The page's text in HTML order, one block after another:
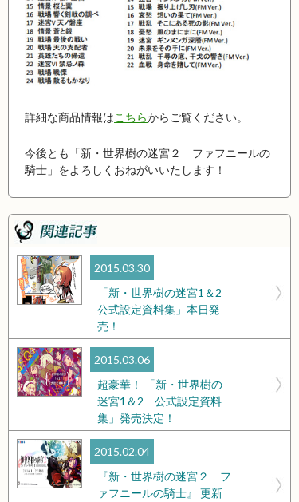
詳細な商品情報はこちらからご覧ください。
今後とも「新・世界樹の迷宮２ ファフニールの
騎士」をよろしくおねがいいたします！
2015.03.30
「新・世界樹の迷宮1＆2
公式設定資料集」本日発
売！
2015.03.06
超豪華！ 「新・世界樹の
迷宮1＆2 公式設定資料
集」発売決定！
2015.02.04
『新・世界樹の迷宮２ フ
ァフニールの騎士』 更新